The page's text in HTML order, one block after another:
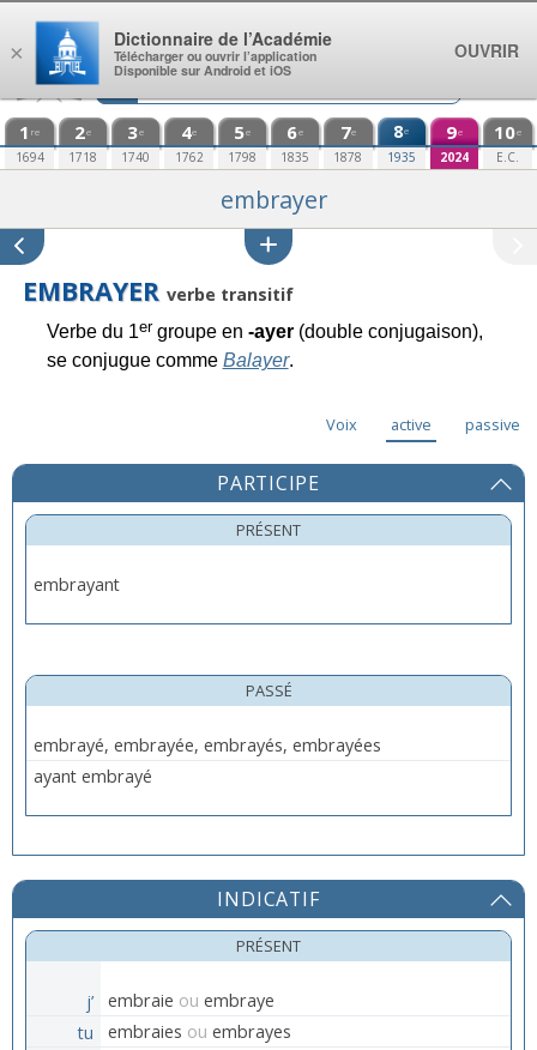
Aller au contenu
1 re
1694
2e
1718
3e
1740
4e
1762
5e
1798
6e
1835
7e
1878
8e
1935
9e
2024
10e
E.C.
embrayer
EMBRAYER verbe transitif
Verbe du 1ergroupe en -ayer(double conjugaison),
se conjugue comme Balayer.
Voix active passive
PARTICIPE
PRÉSENT
embrayant
PASSÉ
embrayé, embrayée, embrayés, embrayées
ayant embrayé
INDICATIF
PRÉSENT
j’ embraie ou embraye
tu
embraies ou embrayes
×
Dictionnaire de l’Académie
Télécharger ou ouvrir l’application
Disponible sur Android et iOS
OUVRIR